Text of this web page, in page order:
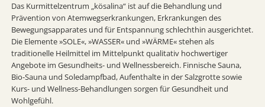
Das Kurmittelzentrum „kösalina“ ist auf die Behandlung und
Prävention von Atemwegserkrankungen, Erkrankungen des
Bewegungsapparates und für Entspannung schlechthin ausgerichtet.
Die Elemente »SOLE«, »WASSER« und »WÄRME« stehen als
traditionelle Heilmittel im Mittelpunkt qualitativ hochwertiger
Angebote im Gesundheits- und Wellnessbereich. Finnische Sauna,
Bio-Sauna und Soledampfbad, Aufenthalte in der Salzgrotte sowie
Kurs- und Wellness-Behandlungen sorgen für Gesundheit und
Wohlgefühl.